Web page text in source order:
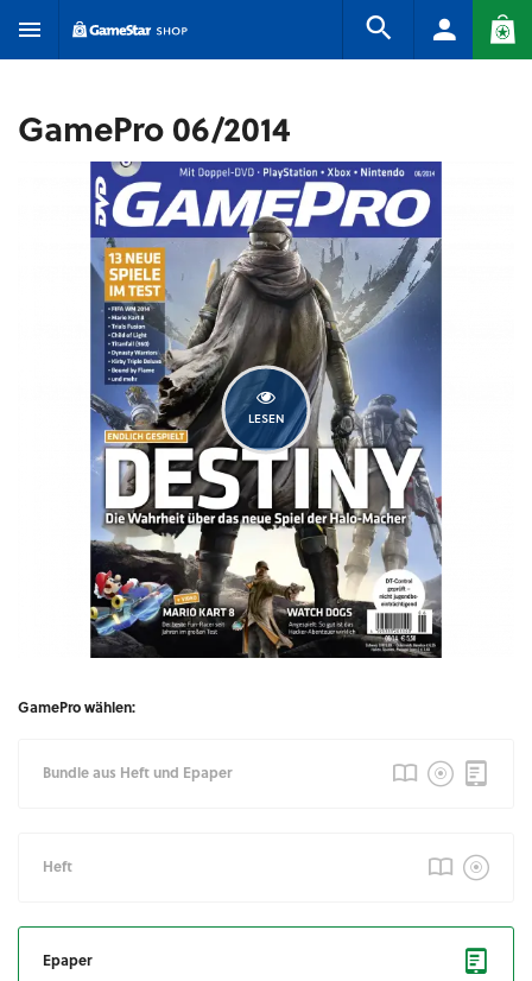
GamePro 06/2014
LESEN
GamePro wählen:
Bundle aus Heft und Epaper
Heft
Epaper